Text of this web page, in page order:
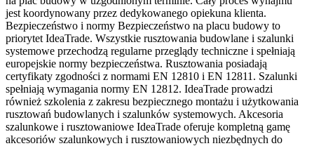
jest koordynowany przez dedykowanego opiekuna klienta.
Bezpieczeństwo i normy Bezpieczeństwo na placu budowy to
priorytet IdeaTrade. Wszystkie rusztowania budowlane i szalunki
systemowe przechodzą regularne przeglądy techniczne i spełniają
europejskie normy bezpieczeństwa. Rusztowania posiadają
certyfikaty zgodności z normami EN 12810 i EN 12811. Szalunki
spełniają wymagania normy EN 12812. IdeaTrade prowadzi
również szkolenia z zakresu bezpiecznego montażu i użytkowania
rusztowań budowlanych i szalunków systemowych. Akcesoria
szalunkowe i rusztowaniowe IdeaTrade oferuje kompletną gamę
akcesoriów szalunkowych i rusztowaniowych niezbędnych do